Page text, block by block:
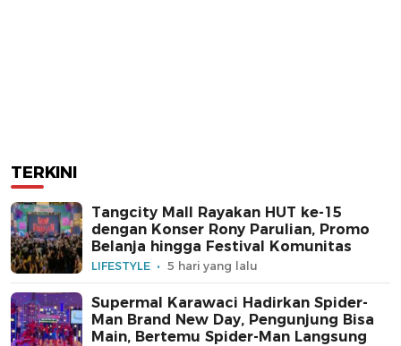
TERKINI
Tangcity Mall Rayakan HUT ke-15
dengan Konser Rony Parulian, Promo
Belanja hingga Festival Komunitas
LIFESTYLE 5 hari yang lalu
Supermal Karawaci Hadirkan Spider-
Man Brand New Day, Pengunjung Bisa
Main, Bertemu Spider-Man Langsung